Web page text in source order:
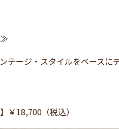
≫
テージ・スタイルをベースに
】￥18,700（税込）